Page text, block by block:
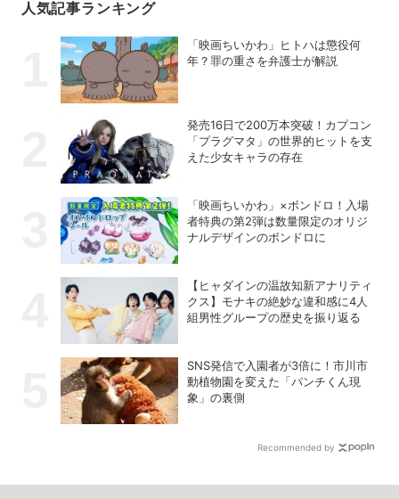
人気記事ランキング
「映画ちいかわ」ヒトハは懲役何
年？罪の重さを弁護士が解説
発売16日で200万本突破！カプコン
「プラグマタ」の世界的ヒットを支
えた少女キャラの存在
「映画ちいかわ」×ボンドロ！入場
者特典の第2弾は数量限定のオリジ
ナルデザインのボンドロに
【ヒャダインの温故知新アナリティ
クス】モナキの絶妙な違和感に4人
組男性グループの歴史を振り返る
SNS発信で入園者が3倍に！市川市
動植物園を変えた「パンチくん現
象」の裏側
Recommended by